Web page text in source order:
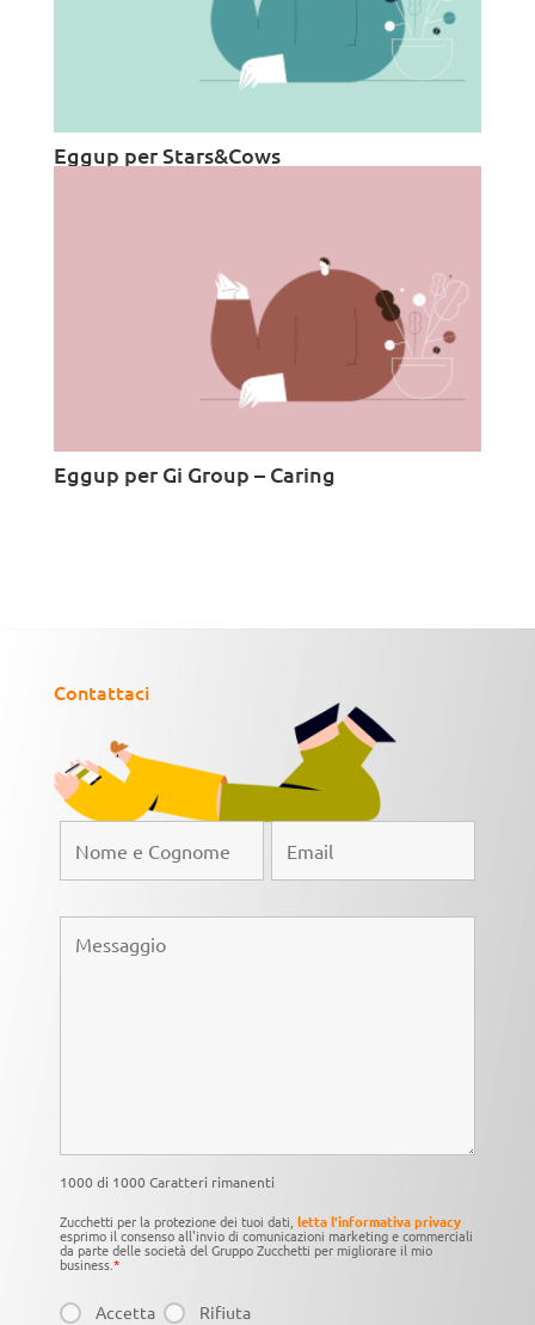
Eggup per Stars&Cows
Eggup per Gi Group – Caring
Contattaci
1000 di 1000 Caratteri rimanenti
Zucchetti per la protezione dei tuoi dati, letta l'informativa privacy
esprimo il consenso all'invio di comunicazioni marketing e commerciali
da parte delle società del Gruppo Zucchetti per migliorare il mio
business.*
Accetta Rifiuta